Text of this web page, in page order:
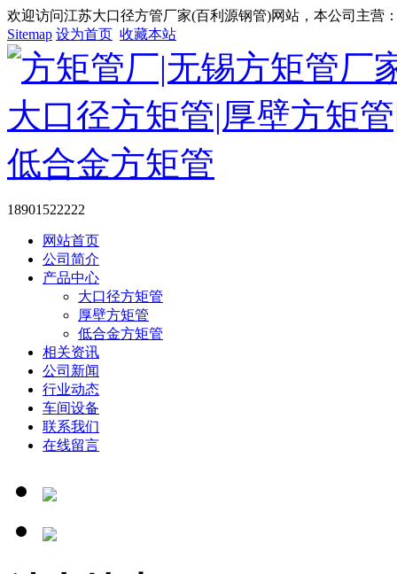
欢迎访问江苏大口径方管厂家(百利源钢管)网站，本公司主营
Sitemap 设为首页 收藏本站
18901522222
网站首页
公司简介
产品中心
大口径方矩管
厚壁方矩管
低合金方矩管
相关资讯
公司新闻
行业动态
车间设备
联系我们
在线留言